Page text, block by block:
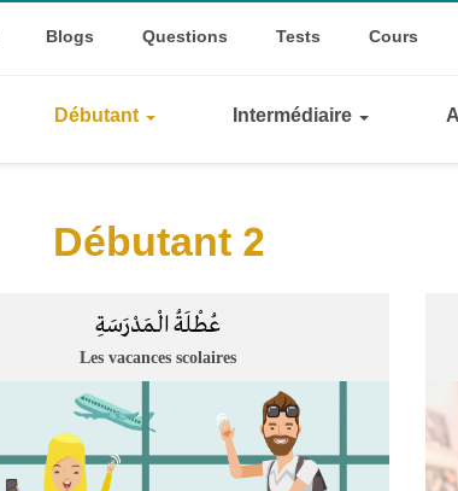
Blogs Questions Tests Cours
Débutant Intermédiaire
Débutant 2
عُطْلَةُ الْـمَدْرَسَةِ
Les vacances scolaires